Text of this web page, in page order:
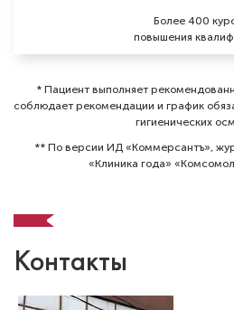
Более 400
повышения
* Пациент выполняет
соблюдает рекомендации и график
гигиенических
** По версии ИД «Коммерсантъ»,
«Клиника года»
Контакты